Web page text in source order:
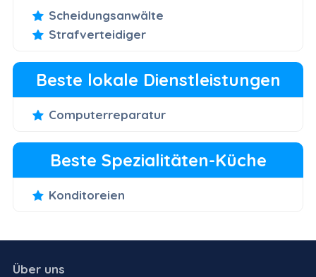
Scheidungsanwälte
Strafverteidiger
Beste lokale Dienstleistungen
Computerreparatur
Beste Spezialitäten-Küche
Konditoreien
Über uns